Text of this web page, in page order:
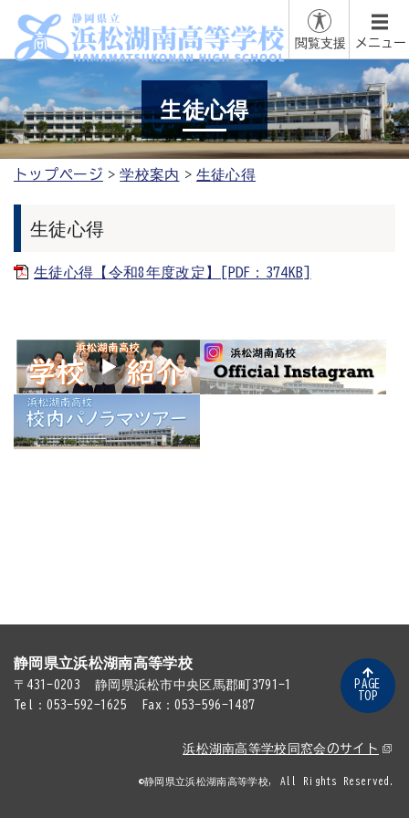
閲覧支援 メニュー
生徒心得
トップページ 学校案内 生徒心得
生徒心得
生徒心得【令和8年度改定】[PDF：374KB]
静岡県立浜松湖南高等学校
〒431-0203
静岡県浜松市中央区馬郡町3791-1
Tel：053-592-1625
Fax：053-596-1487
浜松湖南高等学校同窓会のサイト
©静岡県立浜松湖南高等学校, All Rights Reserved.
PAGE
TOP